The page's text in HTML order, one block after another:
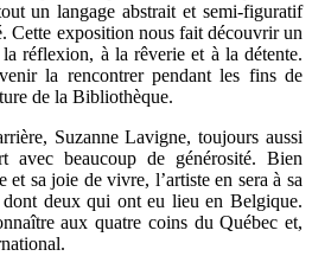
un langage abstrait et semi-figuratif
Cette exposition nous fait découvrir un
réflexion, à la rêverie et à la détente.
la rencontrer pendant les fins de
de la Bibliothèque.
Suzanne Lavigne, toujours aussi
avec beaucoup de générosité. Bien
sa joie de vivre, l’artiste en sera à sa
dont deux qui ont eu lieu en Belgique.
aux quatre coins du Québec et,